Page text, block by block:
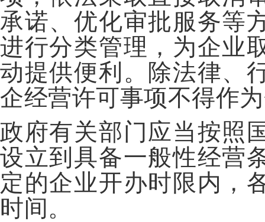
承诺、优化审批服务等
进行分类管理，为企业
动提供便利。除法律、
企经营许可事项不得作
政府有关部门应当按照
设立到具备一般性经营
定的企业开办时限内，
时间。